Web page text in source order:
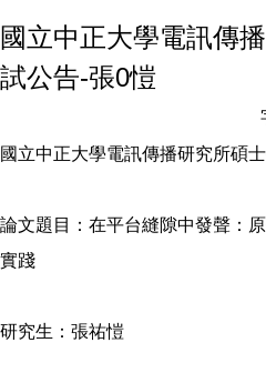
國立中正大學電訊傳
試公告-張0愷
國立中正大學電訊傳播研究所碩
論文題目：在平台縫隙中發聲：
實踐
研究生：張祐愷